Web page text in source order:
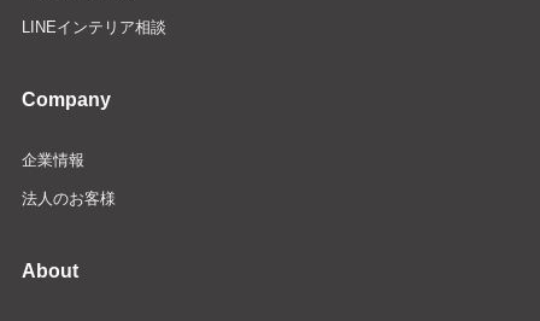
LINEインテリア相談
Company
企業情報
法人のお客様
About